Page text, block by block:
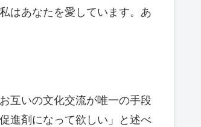
はあなたを愛しています。あ
互いの文化交流が唯一の手段
進剤になって欲しい」と述べ